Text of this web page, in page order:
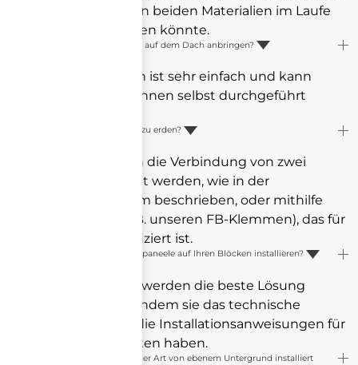
Haftung zwischen beiden Materialien im Laufe
der Zeit zunehmen könnte.
Kann ich die Blöcke selbst auf dem Dach anbringen?
Ja, die Installation ist sehr einfach und kann
problemlos von Ihnen selbst durchgeführt
Ist es möglich, Ihr System zu erden?
Ja, es kann durch die Verbindung von zwei
Paneelen geerdet werden, wie in der
Ausführungsnorm beschrieben, oder mithilfe
von Zubehör (z. B. unseren FB-Klemmen), das für
die Erdung zertifiziert ist.
Kann ich thermische Solarpaneele auf Ihren Blöcken installieren?
Ja, die Techniker werden die beste Lösung
vorschlagen, nachdem sie das technische
Datenblatt und die Installationsanweisungen für
die Platten erhalten haben.
Können die Blöcke auf jeder Art von ebenem Untergrund installiert